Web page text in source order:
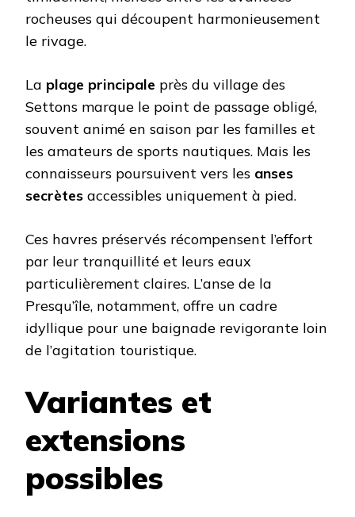
rocheuses qui découpent harmonieusement
le rivage.
La plage principale près du village des
Settons marque le point de passage obligé,
souvent animé en saison par les familles et
les amateurs de sports nautiques. Mais les
connaisseurs poursuivent vers les anses
secrètes accessibles uniquement à pied.
Ces havres préservés récompensent l’effort
par leur tranquillité et leurs eaux
particulièrement claires. L’anse de la
Presqu’île, notamment, offre un cadre
idyllique pour une baignade revigorante loin
de l’agitation touristique.
Variantes et
extensions
possibles